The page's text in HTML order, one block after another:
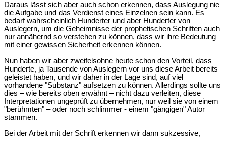
Daraus lässt sich aber auch schon erkennen, dass Auslegung nie
die Aufgabe und das Verdienst eines Einzelnen sein kann. Es
bedarf wahrscheinlich Hunderter und aber Hunderter von
Auslegern, um die Geheimnisse der prophetischen Schriften auch
nur annähernd so verstehen zu können, dass wir ihre Bedeutung
mit einer gewissen Sicherheit erkennen können.
Nun haben wir aber zweifelsohne heute schon den Vorteil, dass
Hunderte, ja Tausende von Auslegern vor uns diese Arbeit bereits
geleistet haben, und wir daher in der Lage sind, auf viel
vorhandene "Substanz" aufsetzen zu können. Allerdings sollte uns
dies – wie bereits oben erwähnt – nicht dazu verleiten, diese
Interpretationen ungeprüft zu übernehmen, nur weil sie von einem
"berühmten" – oder noch schlimmer - einem "gängigen" Autor
stammen.
Bei der Arbeit mit der Schrift erkennen wir dann sukzessive,